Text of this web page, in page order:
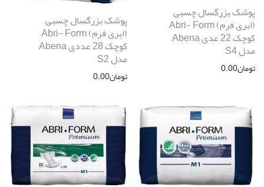
پوشک بزرگسال چسبی
(ابری فرم) Abri- Form
کوچک 22 عدی Abena
مدل S4
تومان0.00
پوشک بزرگسال چسبی
(ابری فرم) Abri- Form
کوچک 28 عددی Abena
مدل S2
تومان0.00